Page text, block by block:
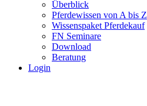
Überblick
Pferdewissen von A bis Z
Wissenspaket Pferdekauf
FN Seminare
Download
Beratung
Login